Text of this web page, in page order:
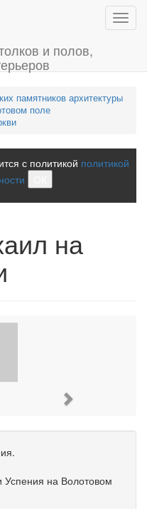
памятников архитектуры
поле
с политикой политикой
на
на Волотовом